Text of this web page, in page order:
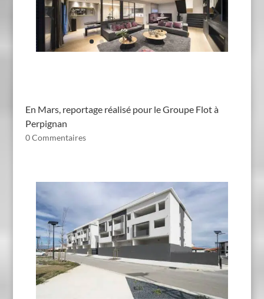
En Mars, reportage réalisé pour le Groupe Flot à
Perpignan
0 Commentaires